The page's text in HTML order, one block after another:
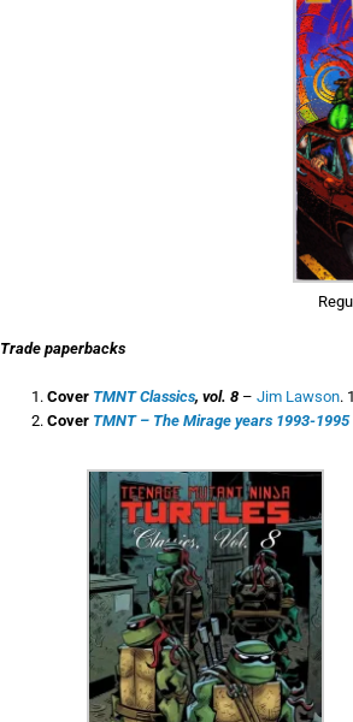
Trade paperbacks
Cover TMNT Classics, vol. 8 – Jim Lawson.
Cover TMNT – The Mirage years 1993-1995